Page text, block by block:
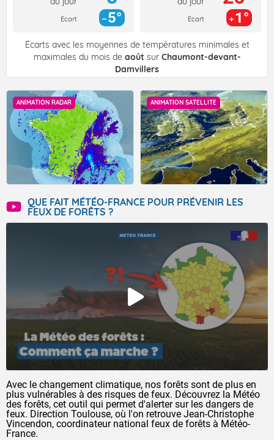
Ecart 5° Ecart 1°
Écarts avec les moyennes de températures minimales et
maximales du mois de août sur Chaumont-devant-
Damvillers
ANIMATION RADAR ANIMATION SATELLITE
QUE FAIT MÉTÉO-FRANCE POUR PRÉVENIR LES
FEUX DE FORÊTS ?
Avec le changement climatique, nos forêts sont de plus en
plus vulnérables à des risques de feux. Découvrez la Météo
des forêts, cet outil qui permet d'alerter sur les dangers de
feux. Direction Toulouse, où l'on retrouve Jean-Christophe
Vincendon, coordinateur national feux de forêts à Météo-
France.